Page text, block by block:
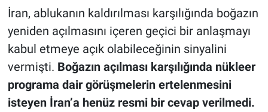
İran, ablukanın kaldırılması karşılığında boğazın
yeniden açılmasını içeren geçici bir anlaşmayı
kabul etmeye açık olabileceğinin sinyalini
vermişti. Boğazın açılması karşılığında nükleer
programa dair görüşmelerin ertelenmesini
isteyen İran’a henüz resmi bir cevap verilmedi.